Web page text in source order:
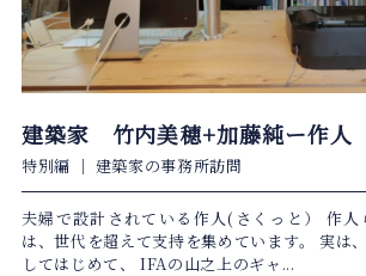
建築家 竹内美穂+加藤純ー作人
特別編 ｜ 建築家の事務所訪問
夫婦で設計されている作人(さくっと） 作人
は、世代を超えて支持を集めています。 実は
してはじめて、 IFAの山之上のギャ...